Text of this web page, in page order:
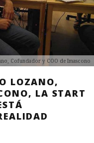
Cofundador y COO de Imascono
LOZANO,
LA START